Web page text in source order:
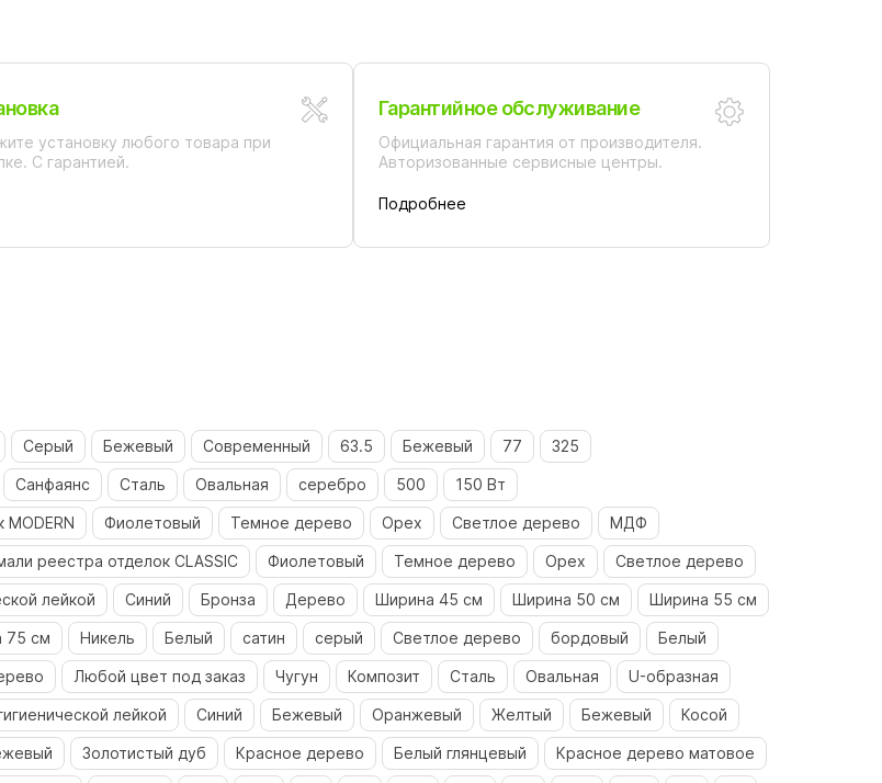
установку любого товара при
С гарантией.
Гарантийное обслуживание
Официальная гарантия от производителя.
Авторизованные сервисные центры.
Подробнее
Серый Бежевый Современный 63.5 Бежевый 77 325
Санфаянс Сталь Овальная серебро 500 150 Вт
Фиолетовый Темное дерево Орех Светлое дерево МДФ
реестра отделок CLASSIC Фиолетовый Темное дерево Орех Светлое дерево
лейкой Синий Бронза Дерево Ширина 45 см Ширина 50 см Ширина 55 см
75 см Никель Белый сатин серый Светлое дерево бордовый Белый
Любой цвет под заказ Чугун Композит Сталь Овальная U-образная
лейкой Синий Бежевый Оранжевый Желтый Бежевый Косой
Золотистый дуб Красное дерево Белый глянцевый Красное дерево матовое